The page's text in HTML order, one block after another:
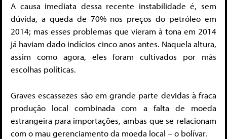
A causa imediata dessa recente instabilidade é, sem
dúvida, a queda de 70% nos preços do petróleo em
2014; mas esses problemas que vieram à tona em 2014
já haviam dado indícios cinco anos antes. Naquela altura,
assim como agora, eles foram cultivados por más
escolhas políticas.
Graves escassezes são em grande parte devidas à fraca
produção local combinada com a falta de moeda
estrangeira para importações, ambas que se relacionam
com o mau gerenciamento da moeda local – o bolívar.